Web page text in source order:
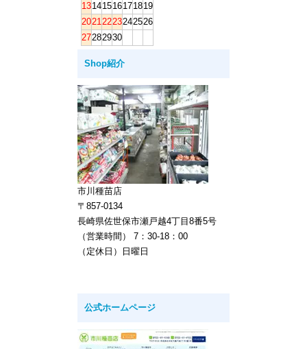
13141516171819
20212223242526
27282930
Shop紹介
市川種苗店
〒857-0134
長崎県佐世保市瀬戸越4丁目8番5号
（営業時間） 7：30-18：00
（定休日）日曜日
公式ホームページ